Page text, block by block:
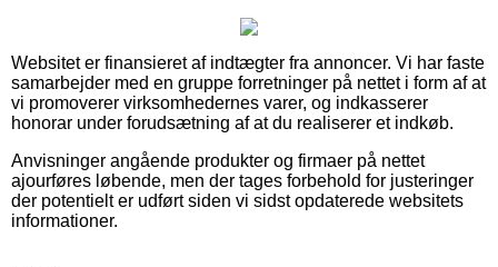
Websitet er finansieret af indtægter fra annoncer. Vi har faste
samarbejder med en gruppe forretninger på nettet i form af at
vi promoverer virksomhedernes varer, og indkasserer
honorar under forudsætning af at du realiserer et indkøb.
Anvisninger angående produkter og firmaer på nettet
ajourføres løbende, men der tages forbehold for justeringer
der potentielt er udført siden vi sidst opdaterede websitets
informationer.